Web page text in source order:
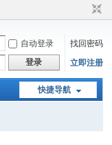
自动登录
找回密码
登录 立即注册
快捷导航